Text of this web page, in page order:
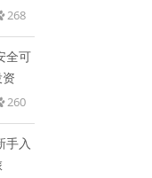
268
全可
260
手入